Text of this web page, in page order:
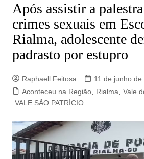
Após assistir a
crimes sexuais em
Rialma, adolescente
padrasto por estupro
Raphaell Feitosa
11 de junho de
Aconteceu na Região, Rialma, Vale
VALE SÃO PATRÍCIO